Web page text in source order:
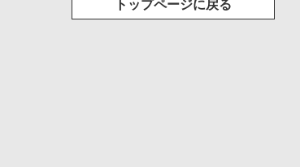
トップページに戻る